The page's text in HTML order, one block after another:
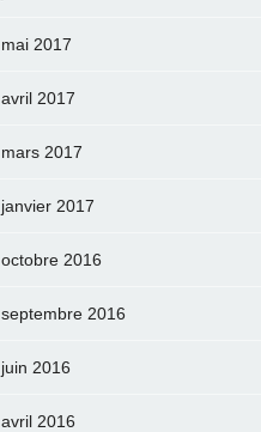
mai 2017
avril 2017
mars 2017
janvier 2017
octobre 2016
septembre 2016
juin 2016
avril 2016